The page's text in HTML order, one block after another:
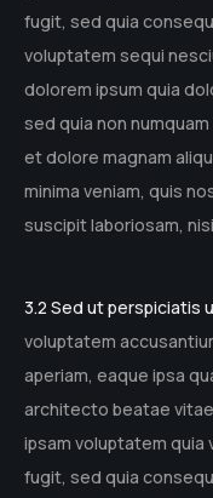
fugit, sed quia
voluptatem sequi
dolorem ipsum quia
sed quia non
et dolore magnam
minima veniam, quis
suscipit laboriosam,
3.2 Sed ut perspiciatis
voluptatem
aperiam, eaque ipsa
architecto beatae
ipsam voluptatem
fugit, sed quia